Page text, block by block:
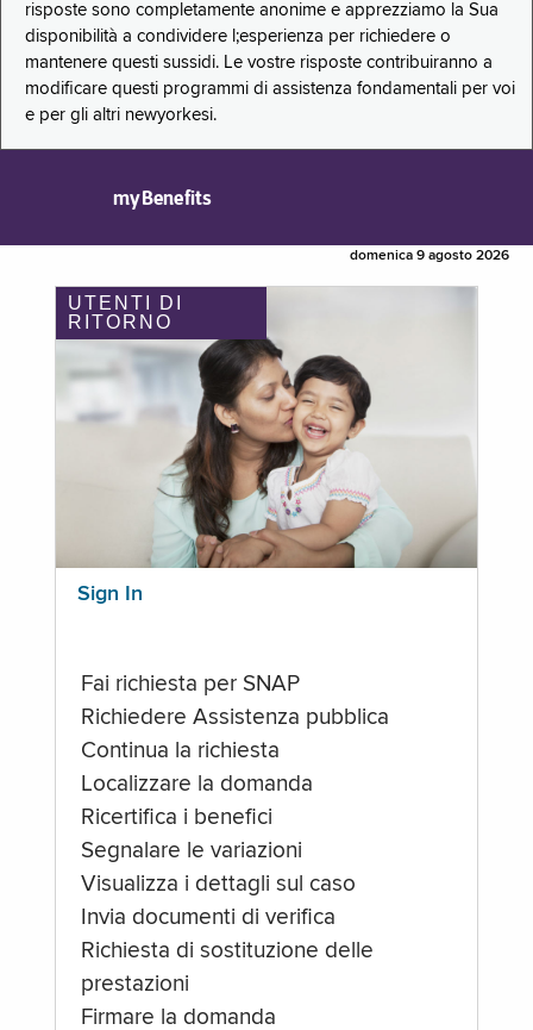
risposte sono completamente anonime e apprezziamo la Sua
disponibilità a condividere l;esperienza per richiedere o
mantenere questi sussidi. Le vostre risposte contribuiranno a
modificare questi programmi di assistenza fondamentali per voi
e per gli altri newyorkesi.
myBenefits
domenica 9 agosto 2026
UTENTI DI
RITORNO
Sign In
Fai richiesta per SNAP
Richiedere Assistenza pubblica
Continua la richiesta
Localizzare la domanda
Ricertifica i benefici
Segnalare le variazioni
Visualizza i dettagli sul caso
Invia documenti di verifica
Richiesta di sostituzione delle
prestazioni
Firmare la domanda